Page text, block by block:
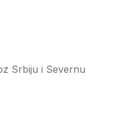
Srbiju i Severnu